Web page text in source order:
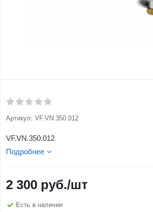
Артикул: VF.VN.350.012
VF.VN.350.012
Подробнее
2 300 руб./шт
Есть в наличии